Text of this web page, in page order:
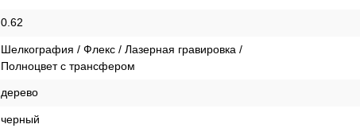
0.62
Шелкография / Флекс / Лазерная гравировка /
Полноцвет с трансфером
дерево
черный